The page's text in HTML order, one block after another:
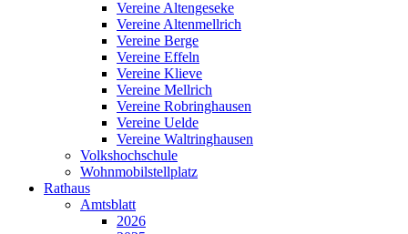
Vereine Altengeseke
Vereine Altenmellrich
Vereine Berge
Vereine Effeln
Vereine Klieve
Vereine Mellrich
Vereine Robringhausen
Vereine Uelde
Vereine Waltringhausen
Volkshochschule
Wohnmobilstellplatz
Rathaus
Amtsblatt
2026